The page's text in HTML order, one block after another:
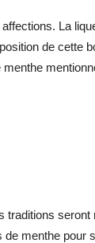
La
de cette
traditions
de menthe pour